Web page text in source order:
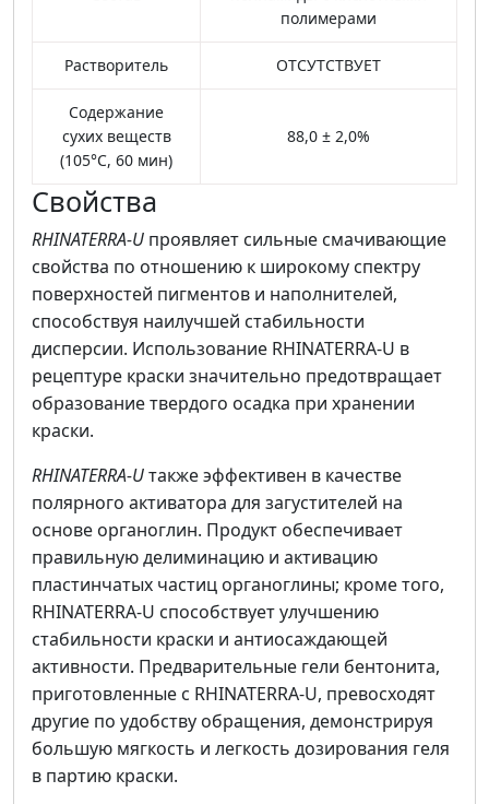
полимерами
Растворитель ОТСУТСТВУЕТ
Содержание
сухих веществ
(105°C, 60 мин)
88,0 ± 2,0%
Свойства
RHINATERRA-U проявляет сильные смачивающие
свойства по отношению к широкому спектру
поверхностей пигментов и наполнителей,
способствуя наилучшей стабильности
дисперсии. Использование RHINATERRA-U в
рецептуре краски значительно предотвращает
образование твердого осадка при хранении
краски.
RHINATERRA-Uтакже эффективен в качестве
полярного активатора для загустителей на
основе органоглин. Продукт обеспечивает
правильную делиминацию и активацию
пластинчатых частиц органоглины; кроме того,
RHINATERRA-U способствует улучшению
стабильности краски и антиосаждающей
активности. Предварительные гели бентонита,
приготовленные с RHINATERRA-U, превосходят
другие по удобству обращения, демонстрируя
большую мягкость и легкость дозирования геля
в партию краски.